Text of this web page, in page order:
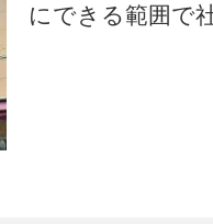
にできる範囲で